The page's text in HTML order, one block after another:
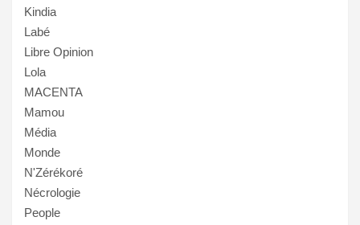
Kindia
Labé
Libre Opinion
Lola
MACENTA
Mamou
Média
Monde
N'Zérékoré
Nécrologie
People